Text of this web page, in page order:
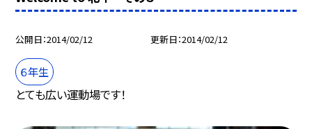
公開日 2014/02/12 更新日 2014/02/12
６年生
とても広い運動場です！